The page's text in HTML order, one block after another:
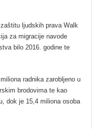
ljudskih prava Walk
za migracije navode
bilo 2016. godine te
radnika zarobljeno u
brodovima te kao
dok je 15,4 miliona osoba